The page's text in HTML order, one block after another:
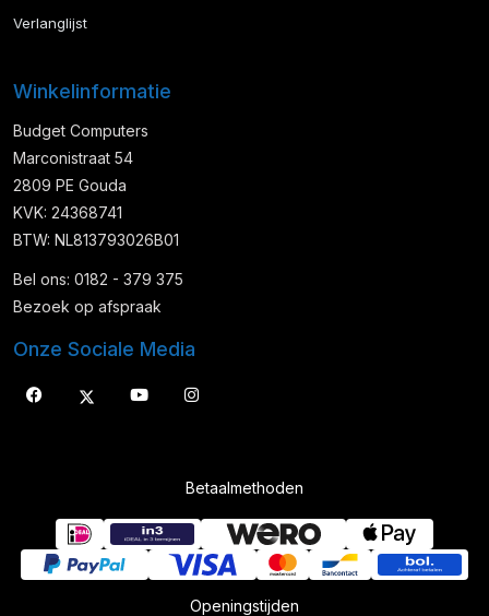
Verlanglijst
Winkelinformatie
Budget Computers
Marconistraat 54
2809 PE Gouda
KVK: 24368741
BTW: NL813793026B01
Bel ons: 0182 - 379 375
Bezoek op afspraak
Onze Sociale Media
Betaalmethoden
Openingstijden